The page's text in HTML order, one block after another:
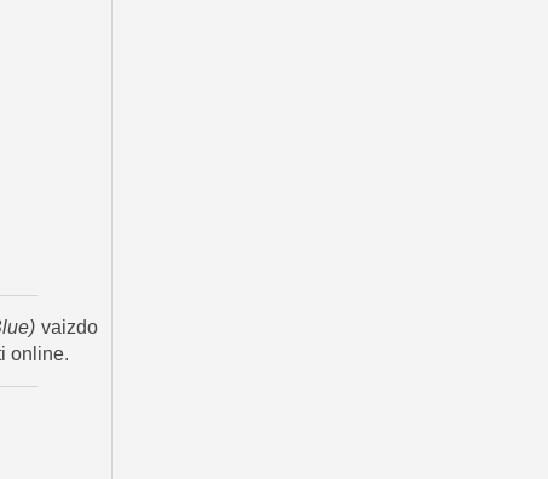
)vaizdo
online.